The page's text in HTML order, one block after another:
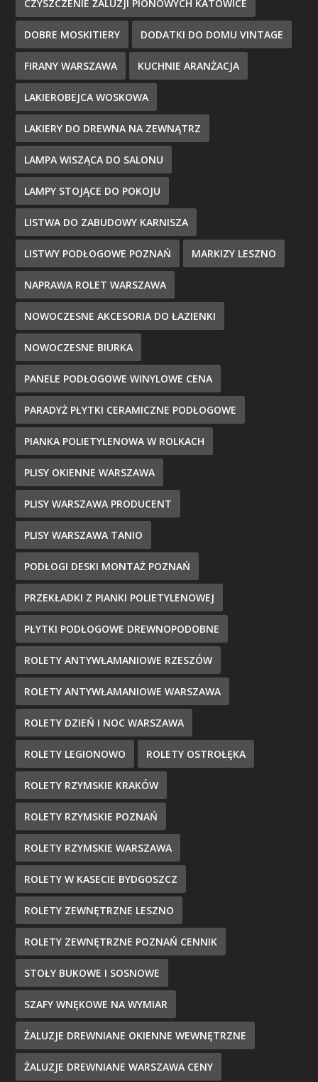
CZYSZCZENIE ŻALUZJI PIONOWYCH KATOWICE
DOBRE MOSKITIERY DODATKI DO DOMU VINTAGE
FIRANY WARSZAWA KUCHNIE ARANŻACJA
LAKIEROBEJCA WOSKOWA
LAKIERY DO DREWNA NA ZEWNĄTRZ
LAMPA WISZĄCA DO SALONU
LAMPY STOJĄCE DO POKOJU
LISTWA DO ZABUDOWY KARNISZA
LISTWY PODŁOGOWE POZNAŃ MARKIZY LESZNO
NAPRAWA ROLET WARSZAWA
NOWOCZESNE AKCESORIA DO ŁAZIENKI
NOWOCZESNE BIURKA
PANELE PODŁOGOWE WINYLOWE CENA
PARADYŻ PŁYTKI CERAMICZNE PODŁOGOWE
PIANKA POLIETYLENOWA W ROLKACH
PLISY OKIENNE WARSZAWA
PLISY WARSZAWA PRODUCENT
PLISY WARSZAWA TANIO
PODŁOGI DESKI MONTAŻ POZNAŃ
PRZEKŁADKI Z PIANKI POLIETYLENOWEJ
PŁYTKI PODŁOGOWE DREWNOPODOBNE
ROLETY ANTYWŁAMANIOWE RZESZÓW
ROLETY ANTYWŁAMANIOWE WARSZAWA
ROLETY DZIEŃ I NOC WARSZAWA
ROLETY LEGIONOWO ROLETY OSTROŁĘKA
ROLETY RZYMSKIE KRAKÓW
ROLETY RZYMSKIE POZNAŃ
ROLETY RZYMSKIE WARSZAWA
ROLETY W KASECIE BYDGOSZCZ
ROLETY ZEWNĘTRZNE LESZNO
ROLETY ZEWNĘTRZNE POZNAŃ CENNIK
STOŁY BUKOWE I SOSNOWE
SZAFY WNĘKOWE NA WYMIAR
ŻALUZJE DREWNIANE OKIENNE WEWNĘTRZNE
ŻALUZJE DREWNIANE WARSZAWA CENY